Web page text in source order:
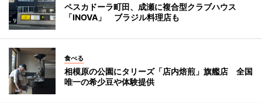
ペスカドーラ町田、成瀬に複合型クラブハウス
「INOVA」 ブラジル料理店も
食べる
相模原の公園にタリーズ「店内焙煎」旗艦店 全国
唯一の希少豆や体験提供